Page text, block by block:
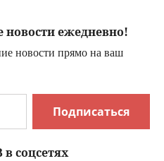
новости ежедневно!
новости прямо на ваш
Подписаться
в соцсетях